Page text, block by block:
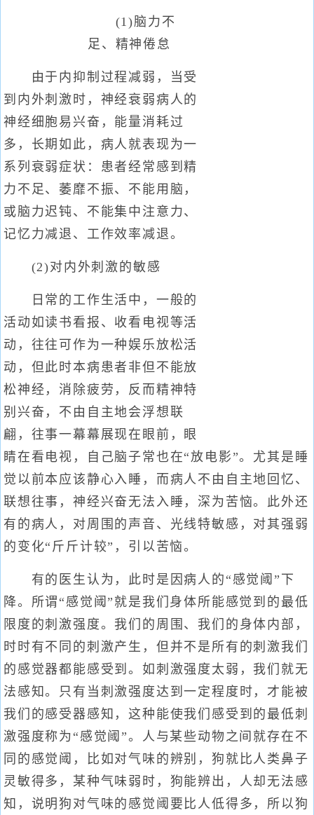
(1)脑力不
足、精神倦怠
由于内抑制过程减弱，当受
到内外刺激时，神经衰弱病人的
神经细胞易兴奋，能量消耗过
多，长期如此，病人就表现为一
系列衰弱症状：患者经常感到精
力不足、萎靡不振、不能用脑，
或脑力迟钝、不能集中注意力、
记忆力减退、工作效率减退。
(2)对内外刺激的敏感
日常的工作生活中，一般的
活动如读书看报、收看电视等活
动，往往可作为一种娱乐放松活
动，但此时本病患者非但不能放
松神经，消除疲劳，反而精神特
别兴奋，不由自主地会浮想联
翩，往事一幕幕展现在眼前，眼
睛在看电视，自己脑子常也在“放电影”。尤其是睡
觉以前本应该静心入睡，而病人不由自主地回忆、
联想往事，神经兴奋无法入睡，深为苦恼。此外还
有的病人，对周围的声音、光线特敏感，对其强弱
的变化“斤斤计较”，引以苦恼。
有的医生认为，此时是因病人的“感觉阈”下
降。所谓“感觉阈”就是我们身体所能感觉到的最低
限度的刺激强度。我们的周围、我们的身体内部，
时时有不同的刺激产生，但并不是所有的刺激我们
的感觉器都能感受到。如刺激强度太弱，我们就无
法感知。只有当刺激强度达到一定程度时，才能被
我们的感受器感知，这种能使我们感受到的最低刺
激强度称为“感觉阈”。人与某些动物之间就存在不
同的感觉阈，比如对气味的辨别，狗就比人类鼻子
灵敏得多，某种气味弱时，狗能辨出，人却无法感
知，说明狗对气味的感觉阈要比人低得多，所以狗